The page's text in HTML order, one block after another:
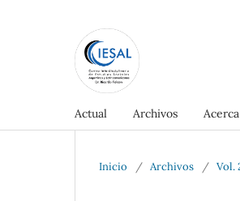
Actual Archivos
Inicio / Archivos / Vol.